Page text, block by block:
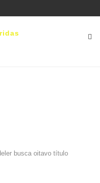
busca oitavo título